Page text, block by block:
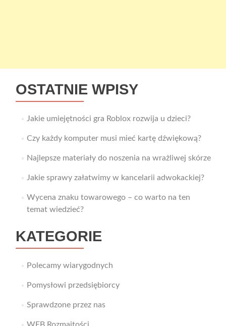
OSTATNIE WPISY
Jakie umiejętności gra Roblox rozwija u dzieci?
Czy każdy komputer musi mieć kartę dźwiękową?
Najlepsze materiały do noszenia na wrażliwej skórze
Jakie sprawy załatwimy w kancelarii adwokackiej?
Wycena znaku towarowego – co warto na ten
temat wiedzieć?
KATEGORIE
Polecamy wiarygodnych
Pomysłowi przedsiębiorcy
Sprawdzone przez nas